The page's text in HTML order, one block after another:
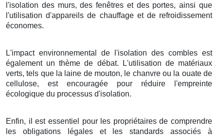
l'isolation des murs, des fenêtres et des portes, ainsi que
l'utilisation d'appareils de chauffage et de refroidissement
économes.
L'impact environnemental de l'isolation des combles est
également un thème de débat. L'utilisation de matériaux
verts, tels que la laine de mouton, le chanvre ou la ouate de
cellulose, est encouragée pour réduire l'empreinte
écologique du processus d'isolation.
Enfin, il est essentiel pour les propriétaires de comprendre
les obligations légales et les standards associés à